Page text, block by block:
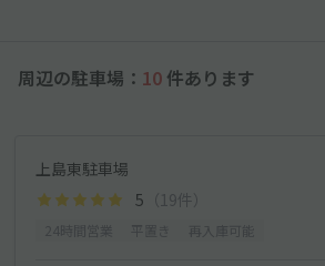
周辺の駐車場： 10 件あります
上島東駐車場
5 （19件）